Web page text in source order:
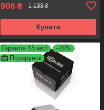
906 ₴ 1 133 ₴
Купити
Гарантія 18 міс!
–20%
Подарунок